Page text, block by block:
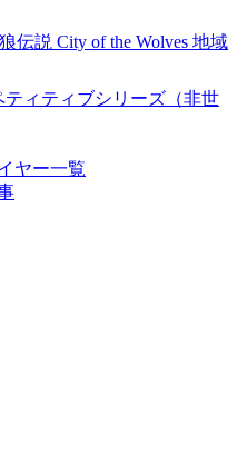
伝説 City of the Wolves 地域
ティティブシリーズ（非世
ヤー一覧